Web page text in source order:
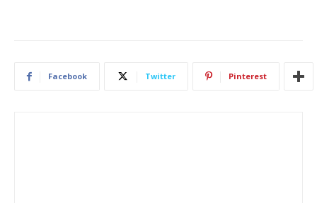
Facebook Twitter Pinterest